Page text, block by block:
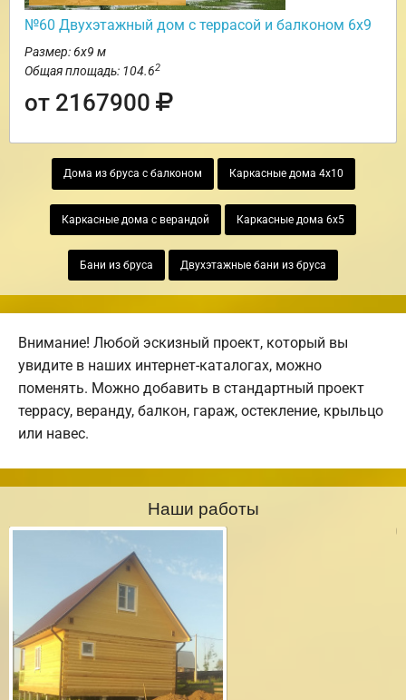
№60 Двухэтажный дом с террасой и балконом 6х9
Размер: 6х9 м
Общая площадь: 104.62
от 2167900
Дома из бруса с балконом Каркасные дома 4х10
Каркасные дома с верандой Каркасные дома 6х5
Бани из бруса Двухэтажные бани из бруса
Внимание! Любой эскизный проект, который вы
увидите в наших интернет-каталогах, можно
поменять. Можно добавить в стандартный проект
террасу, веранду, балкон, гараж, остекление, крыльцо
или навес.
Наши работы